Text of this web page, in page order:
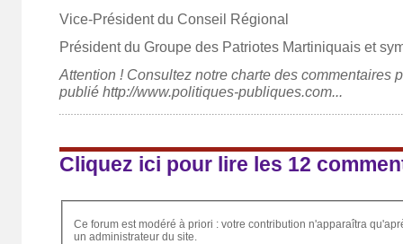
Vice-Président du Conseil Régional
Président du Groupe des Patriotes Martiniquais et
Attention ! Consultez notre charte des commentaires
publié http://www.politiques-publiques.com...
Cliquez ici pour lire les 12
Ce forum est modéré à priori : votre contribution n'apparaîtra
un administrateur du site.